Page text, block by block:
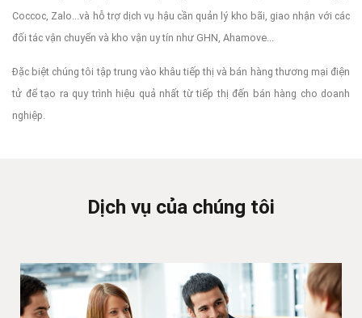
Coccoc, Zalo...và hỗ trợ dịch vụ hậu cần quản lý kho bãi, giao nhận với các
đối tác vận chuyển và kho vận uy tín như GHN, Ahamove...
Đặc biệt chúng tôi tập trung vào khâu tiếp thị và bán hàng thương mại điện
tử để tạo ra quy trình hiệu quả nhất từ tiếp thị đến bán hàng cho doanh
nghiệp.
Dịch vụ của chúng tôi